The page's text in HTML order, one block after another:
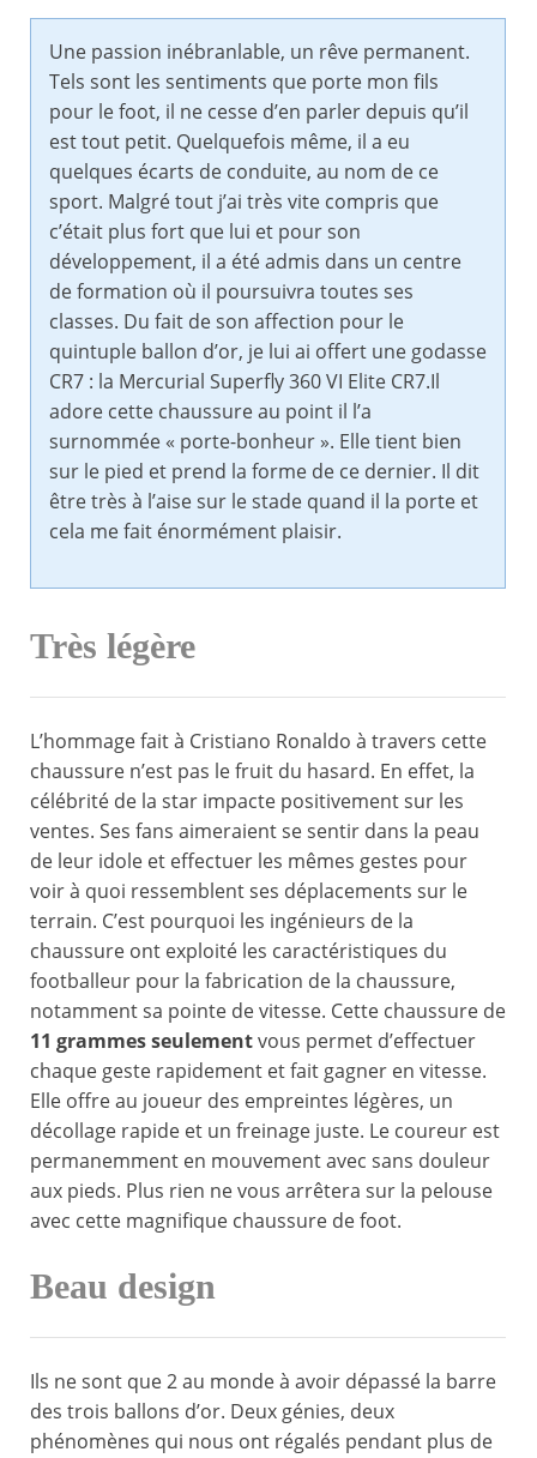
Une passion inébranlable, un rêve permanent.
Tels sont les sentiments que porte mon fils
pour le foot, il ne cesse d’en parler depuis qu’il
est tout petit. Quelquefois même, il a eu
quelques écarts de conduite, au nom de ce
sport. Malgré tout j’ai très vite compris que
c’était plus fort que lui et pour son
développement, il a été admis dans un centre
de formation où il poursuivra toutes ses
classes. Du fait de son affection pour le
quintuple ballon d’or, je lui ai offert une godasse
CR7 : la Mercurial Superfly 360 VI Elite CR7.Il
adore cette chaussure au point il l’a
surnommée « porte-bonheur ». Elle tient bien
sur le pied et prend la forme de ce dernier. Il dit
être très à l’aise sur le stade quand il la porte et
cela me fait énormément plaisir.
Très légère
L’hommage fait à Cristiano Ronaldo à travers cette
chaussure n’est pas le fruit du hasard. En effet, la
célébrité de la star impacte positivement sur les
ventes. Ses fans aimeraient se sentir dans la peau
de leur idole et effectuer les mêmes gestes pour
voir à quoi ressemblent ses déplacements sur le
terrain. C’est pourquoi les ingénieurs de la
chaussure ont exploité les caractéristiques du
footballeur pour la fabrication de la chaussure,
notamment sa pointe de vitesse. Cette chaussure de
11 grammes seulementvous permet d’effectuer
chaque geste rapidement et fait gagner en vitesse.
Elle offre au joueur des empreintes légères, un
décollage rapide et un freinage juste. Le coureur est
permanemment en mouvement avec sans douleur
aux pieds. Plus rien ne vous arrêtera sur la pelouse
avec cette magnifique chaussure de foot.
Beau design
Ils ne sont que 2 au monde à avoir dépassé la barre
des trois ballons d’or. Deux génies, deux
phénomènes qui nous ont régalés pendant plus de